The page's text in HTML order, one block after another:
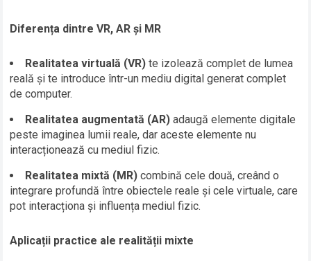
Diferența dintre VR, AR și MR
Realitatea virtuală (VR) te izolează complet de lumea
reală și te introduce într-un mediu digital generat complet
de computer.
Realitatea augmentată (AR) adaugă elemente digitale
peste imaginea lumii reale, dar aceste elemente nu
interacționează cu mediul fizic.
Realitatea mixtă (MR) combină cele două, creând o
integrare profundă între obiectele reale și cele virtuale, care
pot interacționa și influența mediul fizic.
Aplicații practice ale realității mixte